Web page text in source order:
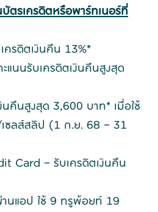
ตรเครดิตหรือพาร์ทเนอร์ที่
ครดิตเงินคืน 13%*
แนนรับเครดิตเงินคืนสูงสุด
นคืนสูงสุด 3,600 บาท* เมื่อใช้
ซลส์สลิป (1 ก.ย. 68 – 31
Card – รับเครดิตเงินคืน
นแอป ใช้ 9 ทรูพ้อยท์ 19